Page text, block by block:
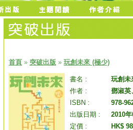
首頁 » 突破出版 » 玩創未來 (極少)
書名 :
玩創未
作者 :
鄧淑英
ISBN :
978-
出版日期 :
2010
定價 :
HK$